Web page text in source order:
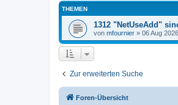
THEMEN
1312 "NetUseAdd"
von mfournier » 06 Aug
Zur erweiterten Suche
Foren-Übersicht